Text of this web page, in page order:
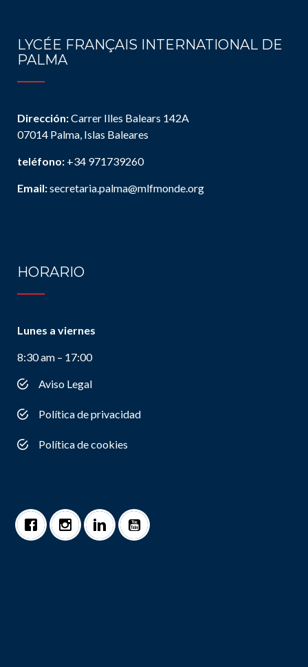
LYCÉE FRANÇAIS INTERNATIONAL DE
PALMA
Dirección:Carrer Illes Balears 142A
07014 Palma, Islas Baleares
teléfono: +34 971739260
Email:secretaria.palma@mlfmonde.org
HORARIO
Lunes a viernes
8:30 am – 17:00
Aviso Legal
Política de privacidad
Política de cookies